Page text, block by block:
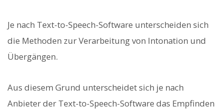
Je nach Text-to-Speech-Software unterscheiden sich
die Methoden zur Verarbeitung von Intonation und
Übergängen.
Aus diesem Grund unterscheidet sich je nach
Anbieter der Text-to-Speech-Software das Empfinden